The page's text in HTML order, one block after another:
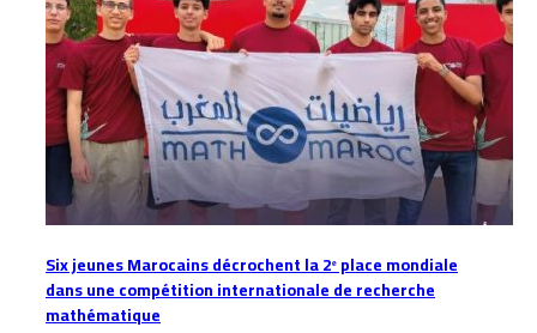
Six jeunes Marocains décrochent la 2ᵉ place mondiale
dans une compétition internationale de recherche
mathématique